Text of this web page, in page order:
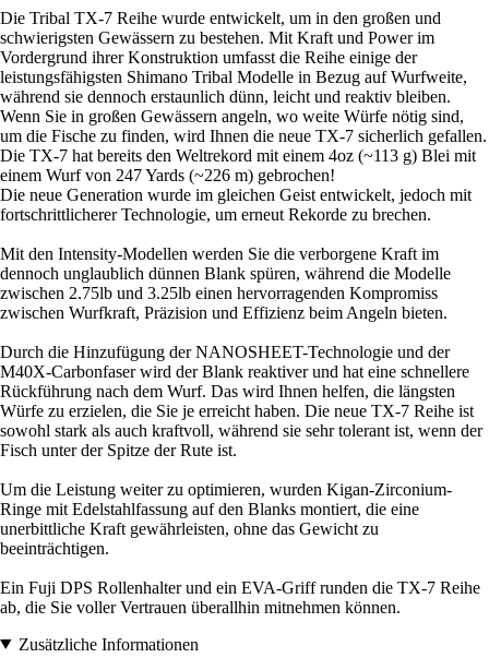
Die Tribal TX-7 Reihe wurde entwickelt, um in den großen und
schwierigsten Gewässern zu bestehen. Mit Kraft und Power im
Vordergrund ihrer Konstruktion umfasst die Reihe einige der
leistungsfähigsten Shimano Tribal Modelle in Bezug auf Wurfweite,
während sie dennoch erstaunlich dünn, leicht und reaktiv bleiben.
Wenn Sie in großen Gewässern angeln, wo weite Würfe nötig sind,
um die Fische zu finden, wird Ihnen die neue TX-7 sicherlich gefallen.
Die TX-7 hat bereits den Weltrekord mit einem 4oz (~113 g) Blei mit
einem Wurf von 247 Yards (~226 m) gebrochen!
Die neue Generation wurde im gleichen Geist entwickelt, jedoch mit
fortschrittlicherer Technologie, um erneut Rekorde zu brechen.
Mit den Intensity-Modellen werden Sie die verborgene Kraft im
dennoch unglaublich dünnen Blank spüren, während die Modelle
zwischen 2.75lb und 3.25lb einen hervorragenden Kompromiss
zwischen Wurfkraft, Präzision und Effizienz beim Angeln bieten.
Durch die Hinzufügung der NANOSHEET-Technologie und der
M40X-Carbonfaser wird der Blank reaktiver und hat eine schnellere
Rückführung nach dem Wurf. Das wird Ihnen helfen, die längsten
Würfe zu erzielen, die Sie je erreicht haben. Die neue TX-7 Reihe ist
sowohl stark als auch kraftvoll, während sie sehr tolerant ist, wenn der
Fisch unter der Spitze der Rute ist.
Um die Leistung weiter zu optimieren, wurden Kigan-Zirconium-
Ringe mit Edelstahlfassung auf den Blanks montiert, die eine
unerbittliche Kraft gewährleisten, ohne das Gewicht zu
beeinträchtigen.
Ein Fuji DPS Rollenhalter und ein EVA-Griff runden die TX-7 Reihe
ab, die Sie voller Vertrauen überallhin mitnehmen können.
Zusätzliche Informationen